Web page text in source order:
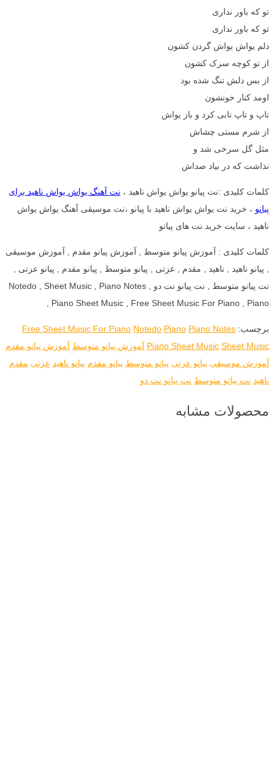
تو که باور نداری
تو که باور نداری
دلم یواش یواش گردن کشون
از تو کوچه سرک کشون
از بس دلش تنگ شده بود
اومد کنار خونشون
تاپ و تاپ تابی کرد و باز یواش
از شرم مستی چشاش
مثل گل سرخی شد و
نذاشت که در بیاد صداش
کلمات کلیدی :نت پیانو یواش یواش ناهید ، نت آهنگ یواش یواش ناهید برای
پیانو ، خرید نت یواش یواش ناهید با پیانو ،نت موسیقی آهنگ یواش یواش
ناهید ، سایت خرید نت های پیانو
کلمات کلیدی : آموزش پیانو متوسط , آموزش پیانو مقدم , آموزش موسیقی
, پیانو ناهید , ناهید , مقدم , عزتی , پیانو متوسط , پیانو مقدم , پیانو عزتی ,
نت پیانو متوسط , نت پیانو نت دو , Notedo , Sheet Music , Piano Notes
, Piano Sheet Music , Free Sheet Music For Piano , Piano
برچسب: Free Sheet Music For Piano Notedo Piano Piano Notes
Piano Sheet Music Sheet Music آموزش پیانو متوسط آموزش پیانو مقدم
آموزش موسیقی پیانو عزتی پیانو متوسط پیانو مقدم پیانو ناهید عزتی مقدم
ناهید نت پیانو متوسط نت پیانو نت دو
محصولات مشابه